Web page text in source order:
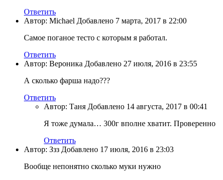
Ответить
Автор: Michael Добавлено 7 марта, 2017 в 22:00
Самое поганое тесто с которым я работал.
Ответить
Автор: Вероника Добавлено 27 июля, 2016 в 23:55
А сколько фарша надо???
Ответить
Автор: Таня Добавлено 14 августа, 2017 в 00:41
Я тоже думала… 300г вполне хватит. Проверенно
Ответить
Автор: Ззз Добавлено 17 июля, 2016 в 23:03
Вообще непонятно сколько муки нужно